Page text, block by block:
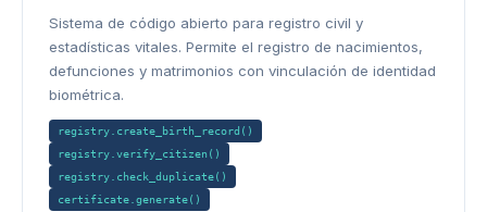
Sistema de código abierto para registro civil y
estadísticas vitales. Permite el registro de nacimientos,
defunciones y matrimonios con vinculación de identidad
biométrica.
registry.create_birth_record()
registry.verify_citizen()
registry.check_duplicate()
certificate.generate()